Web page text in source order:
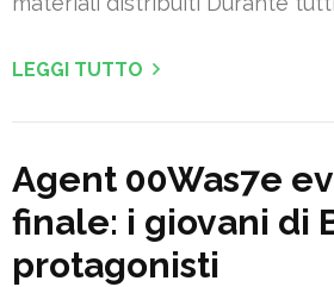
LEGGI TUTTO
Agent 00Was7e
finale: i giovani di
protagonisti